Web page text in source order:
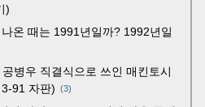
)
온 때는 1991년일까? 1992년일
병우 직결식으로 쓰인 매킨토시
91 자판)
3